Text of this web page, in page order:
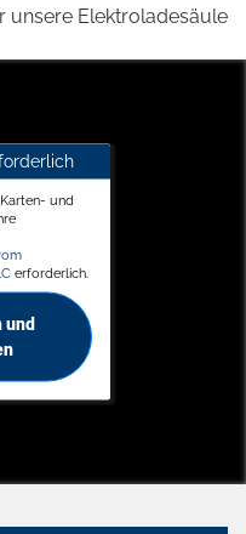
unsere Elektroladesäule
und
erforderlich.
und